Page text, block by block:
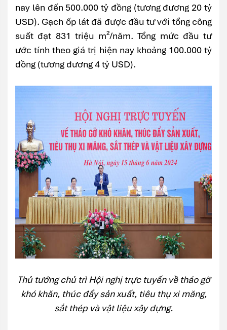
nay lên đến 500.000 tỷ đồng (tương đương 20 tỷ
USD). Gạch ốp lát đã được đầu tư với tổng công
suất đạt 831 triệu m²/năm. Tổng mức đầu tư
ước tính theo giá trị hiện nay khoảng 100.000 tỷ
đồng (tương đương 4 tỷ USD).
Thủ tướng chủ trì Hội nghị trực tuyến về tháo gỡ
khó khăn, thúc đẩy sản xuất, tiêu thụ xi măng,
sắt thép và vật liệu xây dựng.